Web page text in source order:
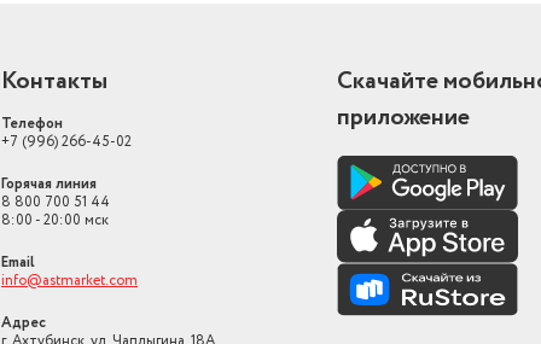
Контакты
Телефон
+7 (996) 266-45-02
Горячая линия
8 800 700 51 44
8:00 - 20:00 мск
Email
info@astmarket.com
Адрес
Скачайте
приложение